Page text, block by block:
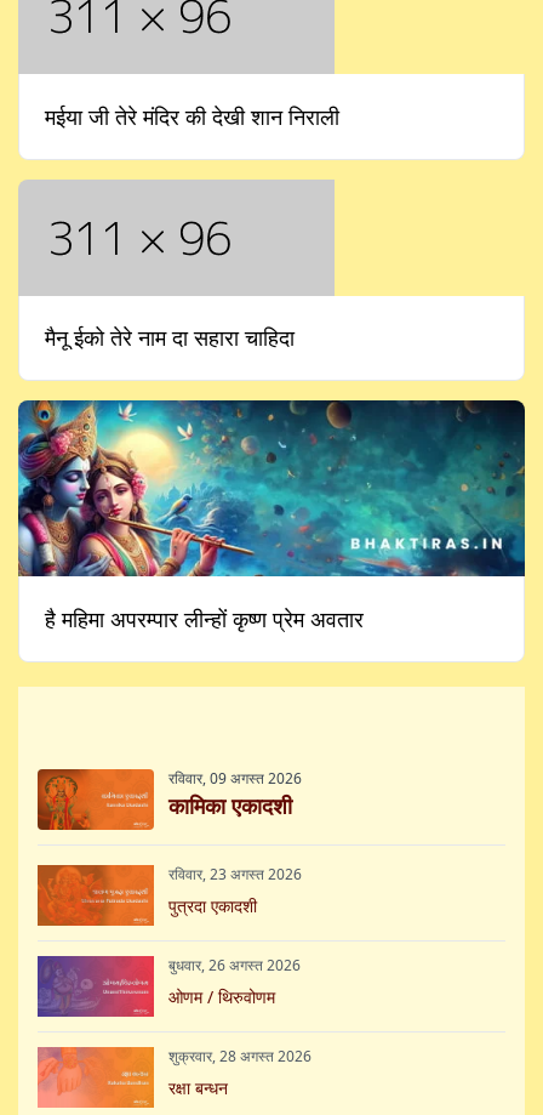
मईया जी तेरे मंदिर की देखी शान निराली
मैनू ईको तेरे नाम दा सहारा चाहिदा
है महिमा अपरम्पार लीन्हों कृष्ण प्रेम अवतार
रविवार, 09 अगस्त 2026
कामिका एकादशी
रविवार, 23 अगस्त 2026
पुत्रदा एकादशी
बुधवार, 26 अगस्त 2026
ओणम / थिरुवोणम
शुक्रवार, 28 अगस्त 2026
रक्षा बन्धन